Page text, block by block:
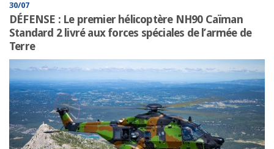
30/07
DÉFENSE : Le premier hélicoptère NH90 Caïman
Standard 2 livré aux forces spéciales de l’armée de
Terre